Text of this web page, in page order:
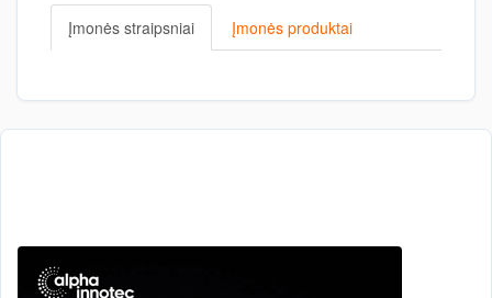
Įmonės straipsniai Įmonės produktai